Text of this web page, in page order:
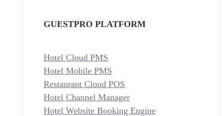
GUESTPRO PLATFORM
Hotel Cloud PMS
Hotel Mobile PMS
Restaurant Cloud POS
Hotel Channel Manager
Hotel Website Booking Engine